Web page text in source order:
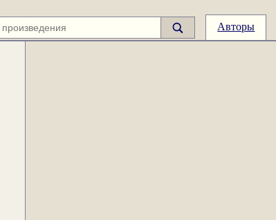
Авторы